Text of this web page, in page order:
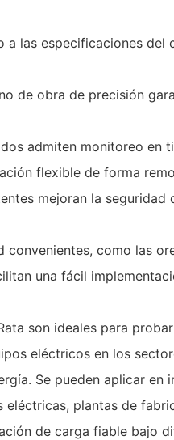
a las especificaciones del
de obra de precisión
admiten monitoreo en
flexible de forma
mejoran la seguridad
como las
una fácil
son ideales para
eléctricos en los
Se pueden aplicar en
eléctricas, plantas de
de carga fiable bajo